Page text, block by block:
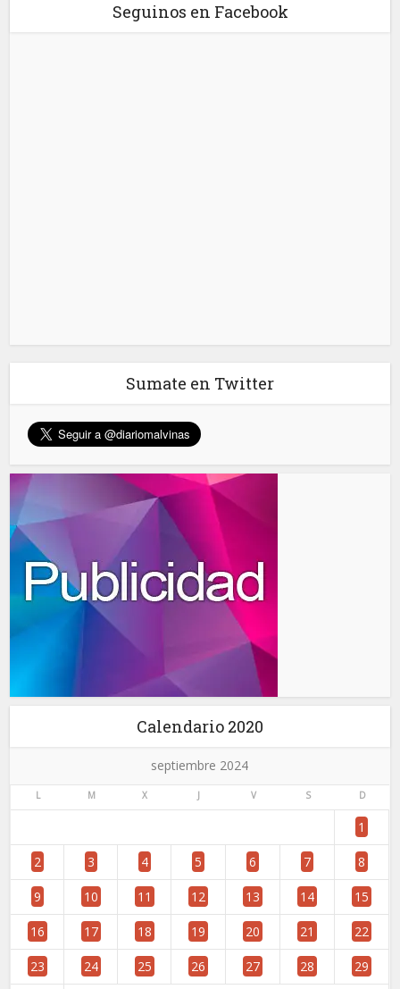
Seguinos en Facebook
Sumate en Twitter
Calendario 2020
septiembre 2024
L M X J V S D
1
2 3 4 5 6 7 8
9 10 11 12 13 14 15
16 17 18 19 20 21 22
23 24 25 26 27 28 29